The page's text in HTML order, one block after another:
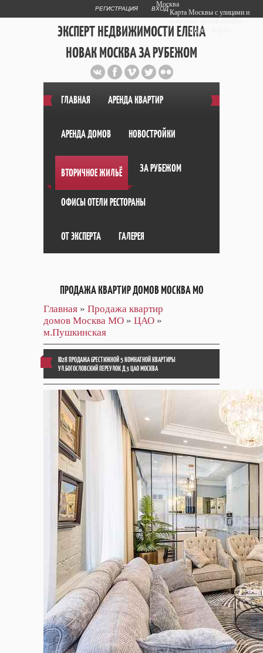
РЕГИСТРАЦИЯ ВХОД
ЭКСПЕРТ НЕДВИЖИМОСТИ ЕЛЕНА
НОВАК МОСКВА ЗА РУБЕЖОМ
Публичный сайт эксперта автора
web дизайнера+7 903 708 1884
ГЛАВНАЯ АРЕНДА КВАРТИР
АРЕНДА ДОМОВ НОВОСТРОЙКИ
ВТОРИЧНОЕ ЖИЛЬЁ ЗА РУБЕЖОМ
ОФИСЫ ОТЕЛИ РЕСТОРАНЫ
ОТ ЭКСПЕРТА ГАЛЕРЕЯ
ПРОДАЖА КВАРТИР ДОМОВ МОСКВА МО
Главная » Продажа квартир
домов Москва МО » ЦАО »
м.Пушкинская
ID28 ПРОДАЖА GРЕСТИЖНОЙ 5 КОМНАТНОЙ КВАРТИРЫ
УЛ.БОГОСЛОВСКИЙ ПЕРЕУЛОК Д.3 ЦАО МОСКВА
Москва
Карта Москвы с улицами и
Яндекс.Карты